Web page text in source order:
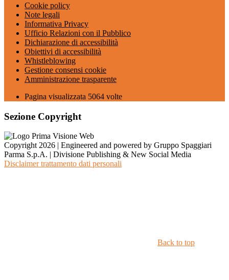
Cookie policy
Note legali
Informativa Privacy
Ufficio Relazioni con il Pubblico
Dichiarazione di accessibilità
Obiettivi di accessibilità
Whistleblowing
Gestione consensi cookie
Amministrazione trasparente
Pagina visualizzata 5064 volte
Sezione Copyright
Copyright 2026 | Engineered and powered by Gruppo Spaggiari
Parma S.p.A. | Divisione Publishing & New Social Media
Disclaimer trattamento dati personali
Back to top